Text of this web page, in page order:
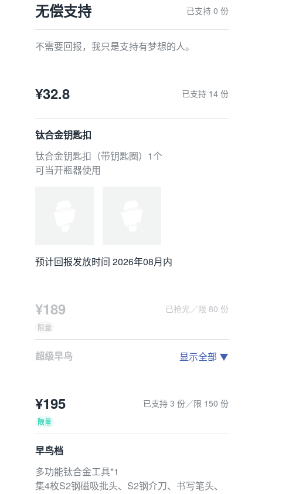
无偿支持 已支持 0 份
不需要回报，我只是支持有梦想的人。
¥32.8 已支持 14 份
钛合金钥匙扣
钛合金钥匙扣（带钥匙圈）1个
可当开瓶器使用
预计回报发放时间 2026年08月内
¥189 已抢光／限 80 份
限量
超级早鸟
预计回报发放时间 2026年08月内
显示全部
¥195 已支持 3 份／限 150 份
限量
早鸟档
多功能钛合金工具*1
集4枚S2钢磁吸批头、S2钢介刀、书写笔头、